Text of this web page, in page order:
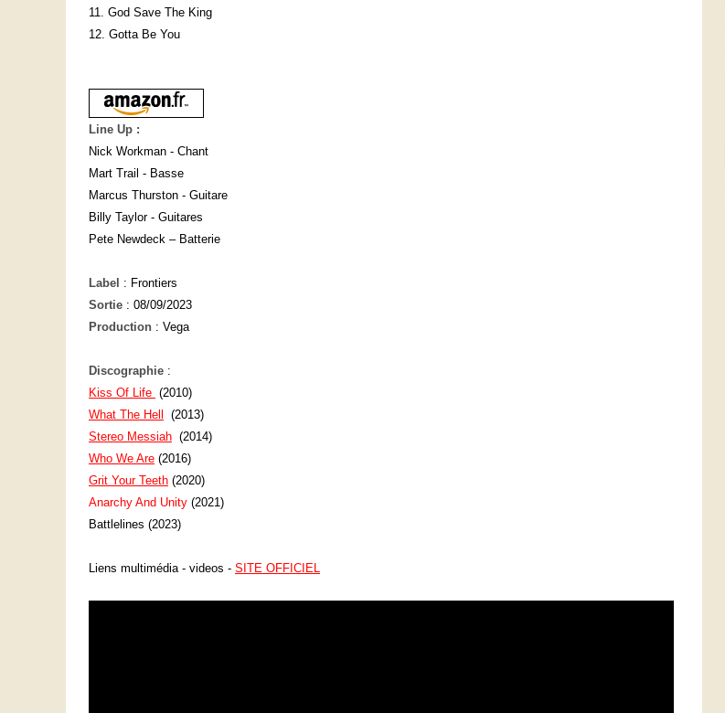
11. God Save The King
12. Gotta Be You
Line Up :
Nick Workman - Chant
Mart Trail - Basse
Marcus Thurston - Guitare
Billy Taylor - Guitares
Pete Newdeck – Batterie
Label : Frontiers
Sortie : 08/09/2023
Production : Vega
Discographie :
Kiss Of Life (2010)
What The Hell
(2013)
Stereo Messiah (2014)
Who We Are (2016)
Grit Your Teeth (2020)
Anarchy And Unity (2021)
Battlelines (2023)
Liens multimédia - videos - SITE OFFICIEL